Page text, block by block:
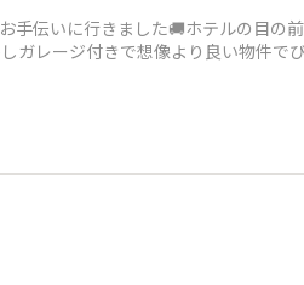
伝いに行きました🚚ホテルの目の
レージ付きで想像より良い物件で